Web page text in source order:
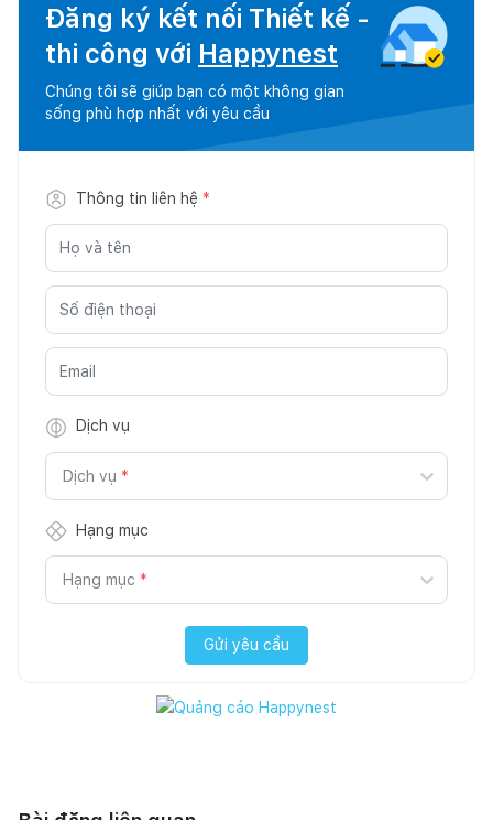
Đăng ký kết nối Thiết kế -
thi công với Happynest
Chúng tôi sẽ giúp bạn có một không gian
sống phù hợp nhất với yêu cầu
Thông tin liên hệ *
Dịch vụ
Dịch vụ *
Hạng mục
Hạng mục *
Gửi yêu cầu